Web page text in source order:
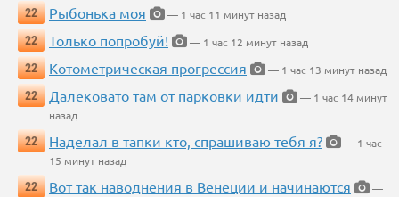
22
Рыбонька моя
— 1 час 11 минут назад
22
Только попробуй!
— 1 час 12 минут назад
22
Котометрическая прогрессия
— 1 час 13 минут назад
22
Далековато там от парковки идти
— 1 час 14 минут
назад
22
Наделал в тапки кто, спрашиваю тебя я?
— 1 час
15 минут назад
22
Вот так наводнения в Венеции и начинаются
—